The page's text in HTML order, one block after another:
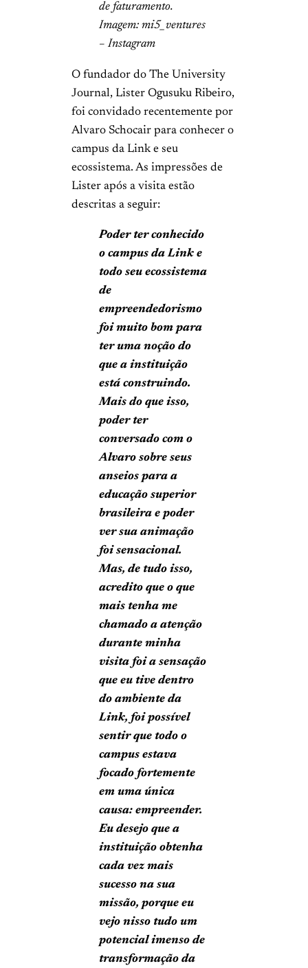
de faturamento.
Imagem: mi5_ventures
– Instagram
O fundador do The University
Journal, Lister Ogusuku Ribeiro,
foi convidado recentemente por
Alvaro Schocair para conhecer o
campus da Link e seu
ecossistema. As impressões de
Lister após a visita estão
descritas a seguir:
Poder ter conhecido
o campus da Link e
todo seu ecossistema
de
empreendedorismo
foi muito bom para
ter uma noção do
que a instituição
está construindo.
Mais do que isso,
poder ter
conversado com o
Alvaro sobre seus
anseios para a
educação superior
brasileira e poder
ver sua animação
foi sensacional.
Mas, de tudo isso,
acredito que o que
mais tenha me
chamado a atenção
durante minha
visita foi a sensação
que eu tive dentro
do ambiente da
Link, foi possível
sentir que todo o
campus estava
focado fortemente
em uma única
causa: empreender.
Eu desejo que a
instituição obtenha
cada vez mais
sucesso na sua
missão, porque eu
vejo nisso tudo um
potencial imenso de
transformação da